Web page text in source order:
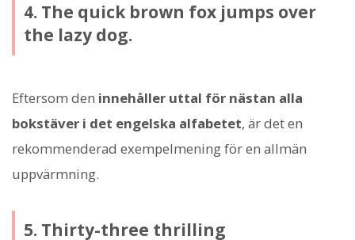
4. The quick brown fox jumps over
the lazy dog.
Eftersom den innehåller uttal för nästan alla
bokstäver i det engelska alfabetet, är det en
rekommenderad exempelmening för en allmän
uppvärmning.
5. Thirty-three thrilling